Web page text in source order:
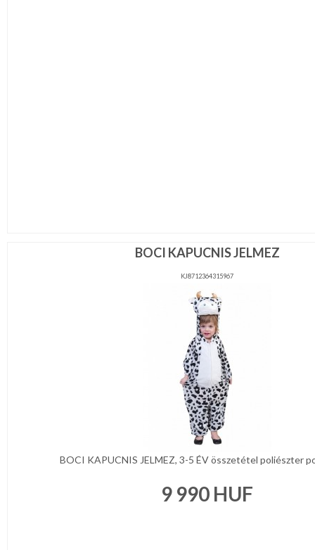
BOCI KAPUCNIS JELMEZ
KJ8712364315967
BOCI KAPUCNIS JELMEZ, 3-5 ÉV összetétel poliészter
9 990 HUF